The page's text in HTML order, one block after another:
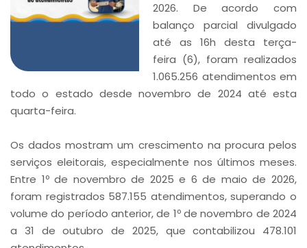
2026. De acordo com
balanço parcial divulgado
até as 16h desta terça-
feira (6), foram realizados
1.065.256 atendimentos em
todo o estado desde novembro de 2024 até esta
quarta-feira.
Os dados mostram um crescimento na procura pelos
serviços eleitorais, especialmente nos últimos meses.
Entre 1º de novembro de 2025 e 6 de maio de 2026,
foram registrados 587.155 atendimentos, superando o
volume do período anterior, de 1º de novembro de 2024
a 31 de outubro de 2025, que contabilizou 478.101